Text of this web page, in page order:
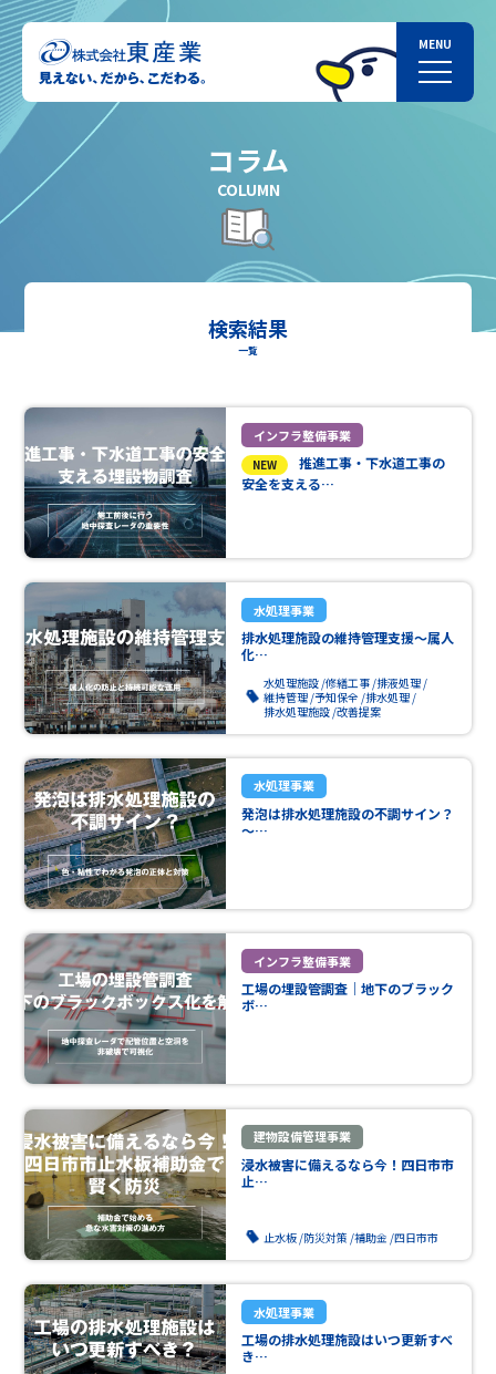
コラム
COLUMN
検索結果
一覧
インフラ整備事業
NEW
推進工事・下水道工事の
安全を支える…
水処理事業
排水処理施設の維持管理支援～属人
化…
水処理施設 修繕工事 排液処理
維持管理 予知保全 排水処理
排水処理施設 改善提案
水処理事業
発泡は排水処理施設の不調サイン？
～…
インフラ整備事業
工場の埋設管調査｜地下のブラック
ボ…
建物設備管理事業
浸水被害に備えるなら今！四日市市
止…
止水板 防災対策 補助金 四日市市
水処理事業
工場の排水処理施設はいつ更新すべ
き…